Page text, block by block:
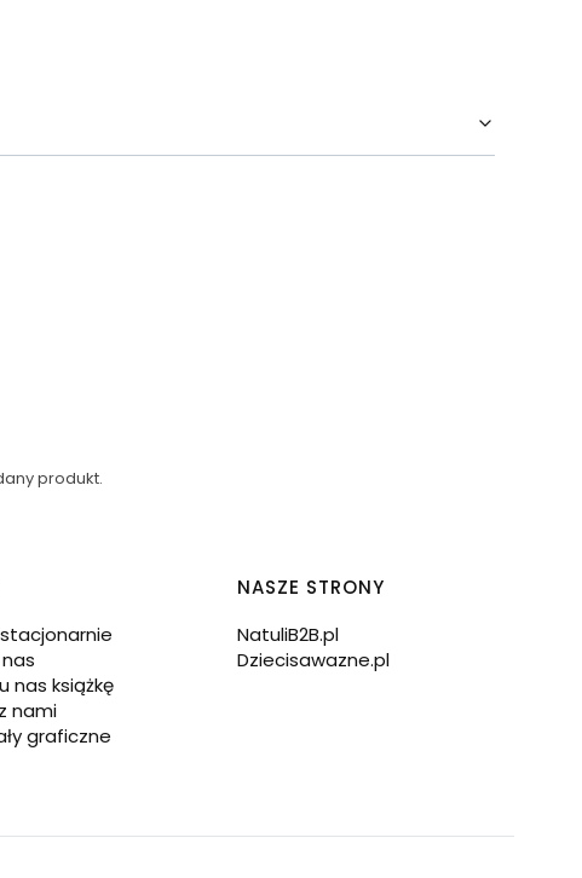
produkt.
stacjonarnie
nas książkę
nami
graficzne
NASZE STRONY
NatuliB2B.pl
Dziecisawazne.pl